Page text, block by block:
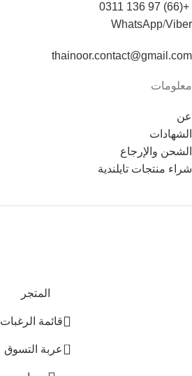
+(66) 97 136 0311
WhatsApp/Viber
thainoor.contact@gmail.com
معلومات
عن
الشهادات
الشحن والإرجاع
شراء منتجات تايلندية
المتجر
قائمة الرغبات
0 عربة التسوق